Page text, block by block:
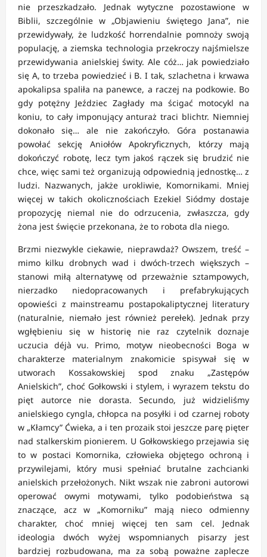
nie przeszkadzało. Jednak wytyczne pozostawione w
Biblii, szczególnie w „Objawieniu świętego Jana”, nie
przewidywały, że ludzkość horrendalnie pomnoży swoją
populację, a ziemska technologia przekroczy najśmielsze
przewidywania anielskiej świty. Ale cóż… jak powiedziało
się A, to trzeba powiedzieć i B. I tak, szlachetna i krwawa
apokalipsa spaliła na panewce, a raczej na podkowie. Bo
gdy potężny Jeździec Zagłady ma ścigać motocykl na
koniu, to cały imponujący anturaż traci blichtr. Niemniej
dokonało się… ale nie zakończyło. Góra postanawia
powołać sekcję Aniołów Apokryficznych, którzy mają
dokończyć robotę, lecz tym jakoś rączek się brudzić nie
chce, więc sami też organizują odpowiednią jednostkę… z
ludzi. Nazwanych, jakże urokliwie, Komornikami. Mniej
więcej w takich okolicznościach Ezekiel Siódmy dostaje
propozycję niemal nie do odrzucenia, zwłaszcza, gdy
żona jest święcie przekonana, że to robota dla niego.
Brzmi niezwykle ciekawie, nieprawdaż? Owszem, treść –
mimo kilku drobnych wad i dwóch-trzech większych –
stanowi miłą alternatywę od przeważnie sztampowych,
nierzadko niedopracowanych i prefabrykujących
opowieści z mainstreamu postapokaliptycznej literatury
(naturalnie, niemało jest również perełek). Jednak przy
wgłębieniu się w historię nie raz czytelnik doznaje
uczucia déjà vu. Primo, motyw nieobecności Boga w
charakterze materialnym znakomicie spisywał się w
utworach Kossakowskiej spod znaku „Zastępów
Anielskich”, choć Gołkowski i stylem, i wyrazem tekstu do
pięt autorce nie dorasta. Secundo, już widzieliśmy
anielskiego cyngla, chłopca na posyłki i od czarnej roboty
w „Kłamcy” Ćwieka, a i ten prozaik stoi jeszcze parę pięter
nad stalkerskim pionierem. U Gołkowskiego przejawia się
to w postaci Komornika, człowieka objętego ochroną i
przywilejami, który musi spełniać brutalne zachcianki
anielskich przełożonych. Nikt wszak nie zabroni autorowi
operować owymi motywami, tylko podobieństwa są
znaczące, acz w „Komorniku” mają nieco odmienny
charakter, choć mniej więcej ten sam cel. Jednak
ideologia dwóch wyżej wspomnianych pisarzy jest
bardziej rozbudowana, ma za sobą poważne zaplecze